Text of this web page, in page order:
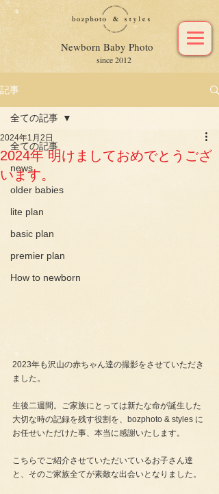
Newborn Baby Photo
since 2012
記事
全ての記事
news
older babies
lite plan
basic plan
premier plan
How to newborn
全ての記事
2024年 明けましておめでとうござ
います。
2024年1月2日
2023年も沢山の赤ちゃん達の撮影をさせていただき
ました。
生後二週間。ご家族にとっては新たな命が誕生した
大切な時の記録を残す役割を、bozphoto & styles に
お任せいただけた事、本当に感謝いたします。
こちらでご紹介させていただいているお子さん達
と、そのご家族全てが素敵な出会いとなりました。